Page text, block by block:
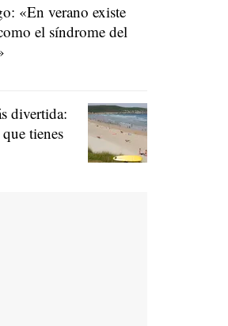
«En verano existe
el síndrome del
divertida:
tienes